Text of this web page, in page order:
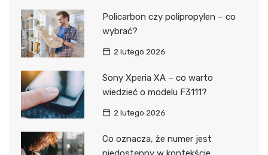
Policarbon czy polipropylen – co
wybrać?
2 lutego 2026
Sony Xperia XA – co warto
wiedzieć o modelu F3111?
2 lutego 2026
Co oznacza, że numer jest